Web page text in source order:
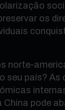
os
norte-
seu país? As
pode